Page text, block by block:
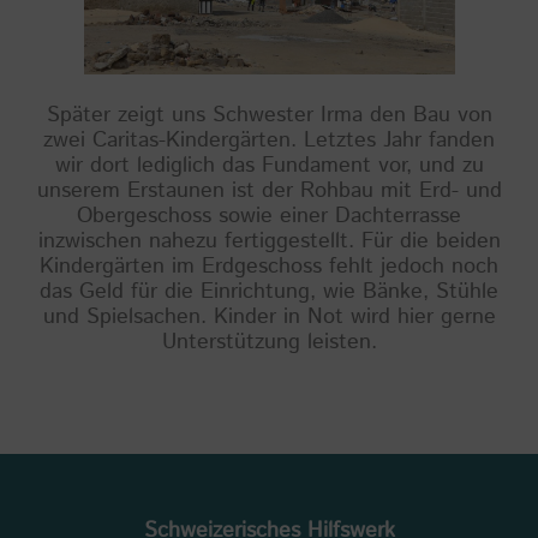
Später zeigt uns Schwester Irma den Bau von
zwei Caritas-Kindergärten. Letztes Jahr fanden
wir dort lediglich das Fundament vor, und zu
unserem Erstaunen ist der Rohbau mit Erd- und
Obergeschoss sowie einer Dachterrasse
inzwischen nahezu fertiggestellt. Für die beiden
Kindergärten im Erdgeschoss fehlt jedoch noch
das Geld für die Einrichtung, wie Bänke, Stühle
und Spielsachen. Kinder in Not wird hier gerne
Unterstützung leisten.
Schweizerisches Hilfswerk